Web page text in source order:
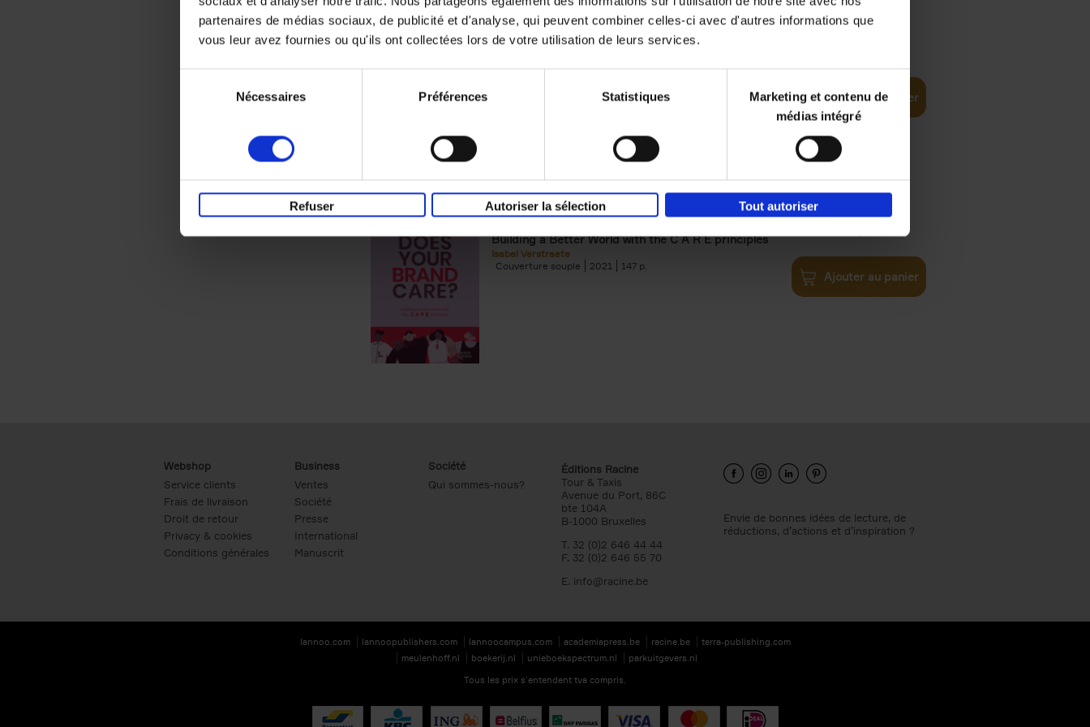
partenaires de médias sociaux, de publicité et d'analyse, qui peuvent combiner celles-ci avec d'autres informations que
vous leur avez fournies ou qu'ils ont collectées lors de votre utilisation de leurs services.
Nécessaires Préférences Statistiques
Marketing et contenu de
médias intégré
Refuser Autoriser la sélection Tout autoriser
Digital marketing like a PRO -
completely revised edition
Ajouter au panier
Does Your Brand Care?
Building a Better World with the C A R E principles
Isabel Verstraete
Couverture souple
2021 147
€34,99
Ajouter au panier
Webshop
Service clients
Frais de livraison
Droit de retour
Privacy & cookies
Conditions générales
Business
Ventes
Société
Presse
International
Manuscrit
Société
Qui sommes-nous?
Éditions Racine
Tour & Taxis
Avenue du Port, 86C
bte 104A
B-1000 Bruxelles
T. 32 (0)2 646 44 44
F. 32 (0)2 646 55 70
E. info@racine.be
Envie de bonnes idées de lecture, de
réductions, d’actions et d’inspiration ?
lannoo.com lannoopublishers.com lannoocampus.com academiapress.be racine.be
terra-publishing.com
meulenhoff.nl
boekerij.nl unieboekspectrum.nl
parkuitgevers.nl
Tous les prix s’entendent tva compris.